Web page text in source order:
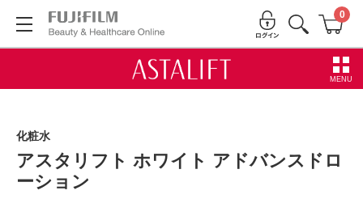
0
MENU
化粧水
アスタリフト ホワイト アドバンスドロ
ーション